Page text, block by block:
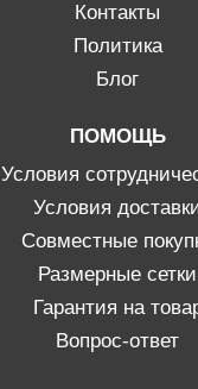
Контакты
Политика
Блог
ПОМОЩЬ
Условия
Условия
Совместные
Размерные сетки
Гарантия на
Вопрос-ответ